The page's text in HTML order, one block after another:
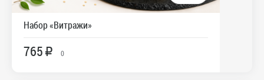
Набор «Витражи»
765R 0